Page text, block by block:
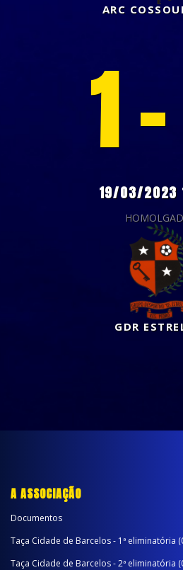
ARC
1
19/03/2023
GDR
A ASSOCIAÇÃO
Documentos
Taça Cidade de Barcelos - 1ª eliminatória
Taça Cidade de Barcelos - 2ª eliminatória